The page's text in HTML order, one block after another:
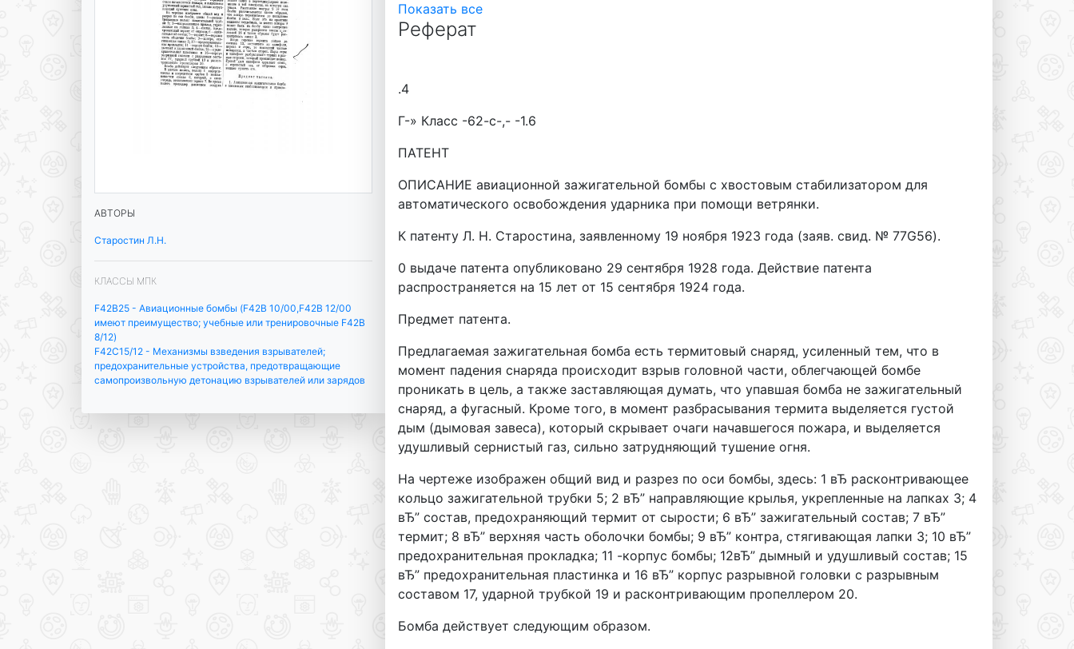
АВТОРЫ
Старостин Л.Н.
КЛАССЫ МПК
F42B25 - Авиационные бомбы (F42B 10/00,F42B 12/00
имеют преимущество; учебные или тренировочные F42B
8/12)
F42C15/12 - Механизмы взведения взрывателей;
предохранительные устройства, предотвращающие
самопроизвольную детонацию взрывателей или зарядов
Показать все
Реферат
.4
Г-» Класс -62-с-,- -1.6
ПАТЕНТ
ОПИСАНИЕ авиационной зажигательной бомбы с хвостовым стабилизатором для
автоматического освобождения ударника при помощи ветрянки.
К патенту Л. Н. Старостина, заявленному 19 ноября 1923 года (заяв. свид. № 77G56).
0 выдаче патента опубликовано 29 сентября 1928 года. Действие патента
распространяется на 15 лет от 15 сентября 1924 года.
Предмет патента.
Предлагаемая зажигательная бомба есть термитовый снаряд, усиленный тем, что в
момент падения снаряда происходит взрыв головной части, облегчающей бомбе
проникать в цель, а также заставляющая думать, что упавшая бомба не зажигательный
снаряд, а фугасный. Кроме того, в момент разбрасывания термита выделяется густой
дым (дымовая завеса), который скрывает очаги начавшегося пожара, и выделяется
удушливый сернистый газ, сильно затрудняющий тушение огня.
На чертеже изображен общий вид и разрез по оси бомбы, здесь: 1 вЂ расконтривающее
кольцо зажигательной трубки 5; 2 вЂ” направляющие крылья, укрепленные на лапках 3; 4
вЂ” состав, предохраняющий термит от сырости; 6 вЂ” зажигательный состав; 7 вЂ”
термит; 8 вЂ” верхняя часть оболочки бомбы; 9 вЂ” контра, стягивающая лапки 3; 10 вЂ”
предохранительная прокладка; 11 -корпус бомбы; 12вЂ” дымный и удушливый состав; 15
вЂ” предохранительная пластинка и 16 вЂ” корпус разрывной головки с разрывным
составом 17, ударной трубкой 19 и расконтривающим пропеллером 20.
Бомба действует следующим образом.